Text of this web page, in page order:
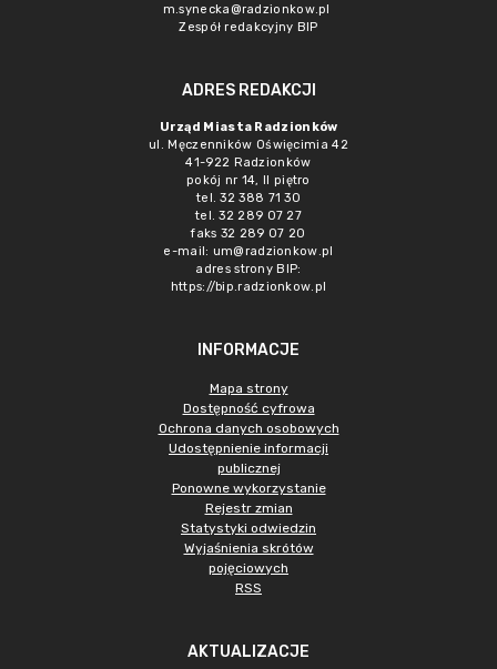
m.synecka@radzionkow.pl
Zespół redakcyjny BIP
ADRES REDAKCJI
Urząd Miasta Radzionków
ul. Męczenników Oświęcimia 42
41-922 Radzionków
pokój nr 14, II piętro
tel. 32 388 71 30
tel. 32 289 07 27
faks 32 289 07 20
e-mail: um@radzionkow.pl
adres strony BIP:
https://bip.radzionkow.pl
INFORMACJE
Mapa strony
Dostępność cyfrowa
Ochrona danych osobowych
Udostępnienie informacji
publicznej
Ponowne wykorzystanie
Rejestr zmian
Statystyki odwiedzin
Wyjaśnienia skrótów
pojęciowych
RSS
AKTUALIZACJE